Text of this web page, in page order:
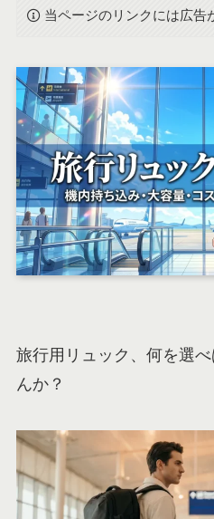
当ページのリンクには広告
旅行用リュック、何を選
んか？